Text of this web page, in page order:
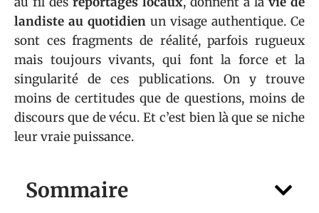
Sommaire
landiste au quotidien un visage authentique. Ce
sont ces fragments de réalité, parfois rugueux
mais toujours vivants, qui font la force et la
singularité de ces publications. On y trouve
moins de certitudes que de questions, moins de
discours que de vécu. Et c’est bien là que se niche
leur vraie puissance.